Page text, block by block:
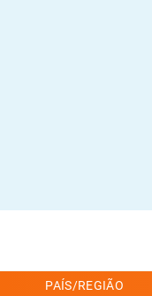
PAÍS/REGIÃO